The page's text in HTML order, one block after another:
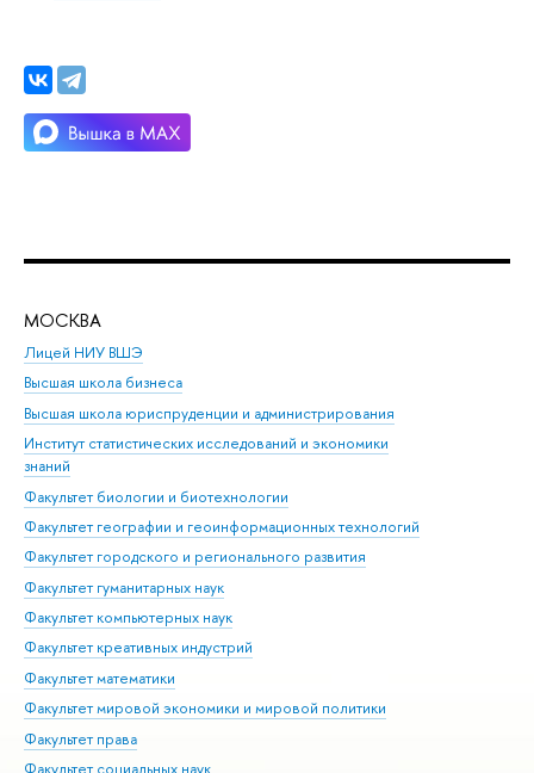
МОСКВА
Лицей НИУ ВШЭ
Высшая школа бизнеса
Высшая школа юриспруденции и администрирования
Институт статистических исследований и экономики
знаний
Факультет биологии и биотехнологии
Факультет географии и геоинформационных технологий
Факультет городского и регионального развития
Факультет гуманитарных наук
Факультет компьютерных наук
Факультет креативных индустрий
Факультет математики
Факультет мировой экономики и мировой политики
Факультет права
Факультет социальных наук